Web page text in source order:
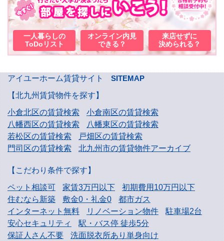
一人暮らしの
ToDoリスト
オンライン内見
できる？
来店せずに
決められる？
アイユーホーム賃貸サイト
SITEMAP
【北九州賃貸物件を探す】
小倉北区の賃貸検索
小倉南区の賃貸検索
八幡西区の賃貸検索
八幡東区の賃貸検索
若松区の賃貸検索
戸畑区の賃貸検索
門司区の賃貸検索
北九州市の賃貸物件アーカイブ
【こだわり条件で探す】
ペット相談可
家賃3万円以下
初期費用10万円以下
住むなら新築
敷金0・礼金0
都市ガス
インターネット無料
リノベーション物件
駐車場2台
安心セキュリティ
駅・バス停 徒歩5分
保証人さん不要
洗面脱衣所あり単身向け